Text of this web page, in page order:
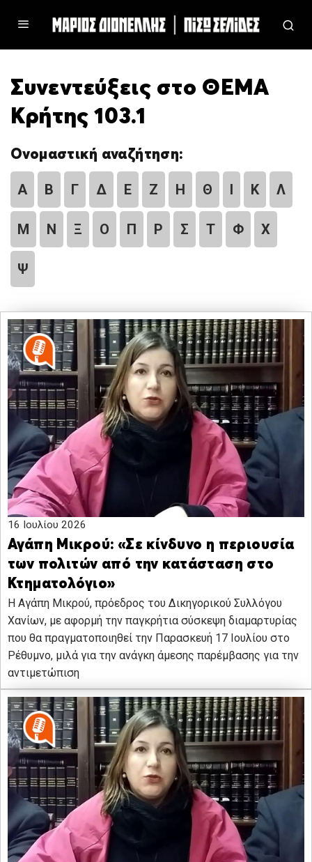
Συνεντεύξεις στο ΘΕΜΑ
Κρήτης 103.1
Ονομαστική αναζήτηση:
Α Β Γ Δ Ε Ζ Η Θ Ι Κ Λ
Μ Ν Ξ Ο Π Ρ Σ Τ Φ Χ
Ψ
16 Ιουλίου 2026
Αγάπη Μικρού: «Σε κίνδυνο η περιουσία
των πολιτών από την κατάσταση στο
Κτηματολόγιο»
Η Αγάπη Μικρού, πρόεδρος του Δικηγορικού Συλλόγου
Χανίων, με αφορμή την παγκρήτια σύσκεψη διαμαρτυρίας
που θα πραγματοποιηθεί την Παρασκευή 17 Ιουλίου στο
Ρέθυμνο, μιλά για την ανάγκη άμεσης παρέμβασης για την
αντιμετώπιση